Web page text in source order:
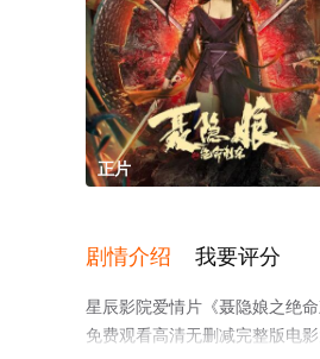
正片
剧情介绍 我要评分
星辰影院爱情片《聂隐娘之绝
免费观看高清无删减完整版电